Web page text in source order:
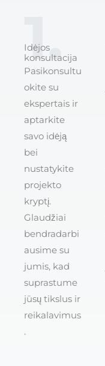
1.
Idėjos
konsultacija
Pasikonsultu
okite su
ekspertais ir
aptarkite
savo idėją
bei
nustatykite
projekto
kryptį.
Glaudžiai
bendradarbi
ausime su
jumis, kad
suprastume
jūsų tikslus ir
reikalavimus
.